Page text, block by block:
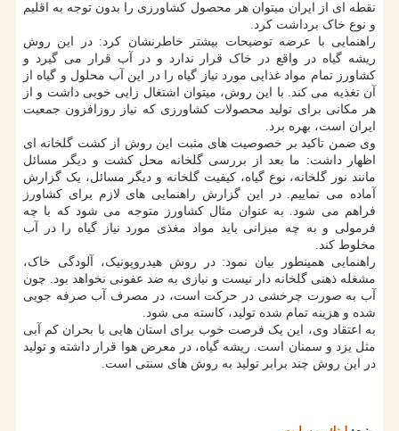
نقطه ای از ایران میتوان هر محصول کشاورزی را بدون توجه به اقلیم
و نوع خاک برداشت کرد.
راهنمایی با عرضه توضیحات بیشتر خاطرنشان کرد: در این روش
ریشه گیاه در واقع در خاک قرار ندارد و در آب قرار می گیرد و
کشاورز تمام مواد غذایی مورد نیاز گیاه را در این آب محلول و گیاه از
آن تغذیه می کند. با این روش، میتوان اشتغال زایی خوبی داشت و از
هر مکانی برای تولید محصولات کشاورزی که نیاز روزافزون جمعیت
ایران است، بهره برد.
وی ضمن تاکید بر خصوصیت های مثبت این روش از کشت گلخانه ای
اظهار داشت: ما بعد از بررسی گلخانه محل کشت و دیگر مسائل
مانند نور گلخانه، نوع گیاه، کیفیت گلخانه و دیگر مسائل، یک گزارش
آماده می نماییم. در این گزارش راهنمایی های لازم برای کشاورز
فراهم می شود. به عنوان مثال کشاورز متوجه می شود که با چه
فرمولی و به چه میزانی باید مواد مغذی مورد نیاز گیاه را در آب
مخلوط کند.
راهنمایی همینطور بیان نمود: در روش هیدروپونیک، آلودگی خاک،
مشغله ذهنی گلخانه دار نیست و نیازی به ضد عفونی نخواهد بود. چون
آب به صورت چرخشی در حرکت است، در مصرف آب صرفه جویی
شده و هزینه تمام شده تولید، کاسته می شود.
به اعتقاد وی، این یک فرصت خوب برای استان هایی با بحران کم آبی
مثل یزد و سمنان است. ریشه گیاه، در معرض هوا قرار داشته و تولید
در این روش چند برابر تولید به روش های سنتی است.